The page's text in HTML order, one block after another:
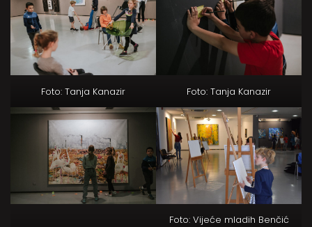
Foto: Tanja Kanazir Foto: Tanja Kanazir
Foto: Vijeće mladih Benčić